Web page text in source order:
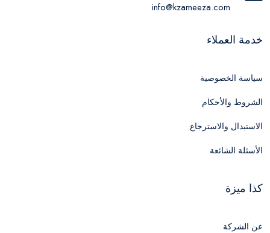
info@kzameeza.com
خدمة العملاء
سياسة الخصوصية
الشروط والأحكام
الاستبدال والاسترجاع
الأسئلة الشائعة
كذا ميزة
عن الشركة